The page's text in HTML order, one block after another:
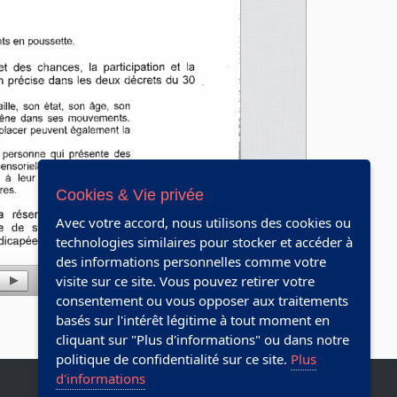
Cookies & Vie privée
Avec votre accord, nous utilisons des cookies ou
technologies similaires pour stocker et accéder à
des informations personnelles comme votre
visite sur ce site. Vous pouvez retirer votre
consentement ou vous opposer aux traitements
basés sur l'intérêt légitime à tout moment en
cliquant sur "Plus d'informations" ou dans notre
politique de confidentialité sur ce site. Plus
d'informations